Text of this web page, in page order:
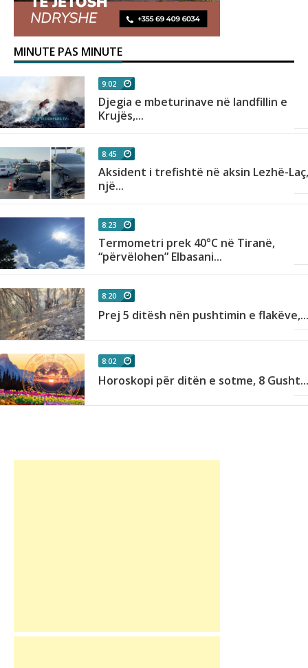
MINUTE PAS MINUTE
9:02
Djegia e mbeturinave në landfillin e
Krujës,...
8:45
Aksident i trefishtë në aksin Lezhë-Laç,
një...
8:23
Termometri prek 40°C në Tiranë,
“përvëlohen” Elbasani...
8:20
Prej 5 ditësh nën pushtimin e flakëve,...
8:02
Horoskopi për ditën e sotme, 8 Gusht...